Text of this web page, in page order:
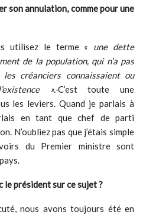
son annulation, comme pour une
utilisez le terme « une dette
de la population, qui n’a pas
créanciers connaissaient ou
».-C’est toute une
les leviers. Quand je parlais à
en tant que chef de parti
N’oubliez pas que j’étais simple
du Premier ministre sont
le président sur ce sujet ?
nous avons toujours été en